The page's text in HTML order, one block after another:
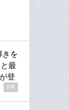
きを
最
登
PR